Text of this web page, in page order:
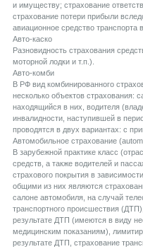
и имуществу; страхование
страхование потери прибыли
авиационное средство транспорта
Aвто-каско
Разновидность страхования
моторной лодки и т.п.).
Aвто-комби
В РФ вид комбинированного
несколько объектов страхования:
находящийся в них, водителя
инвалидности, наступившей в
проводятся в двух вариантах: с
Aвтомобильное страхование
В зарубежной практике класс
средств, а также водителей и
страхового покрытия в
общими из них являются
салоне автомобиля, на случай
транспортного происшествия
результате ДТП (имеются в виду
медицинским показаниям),
результате ДТП, страхование